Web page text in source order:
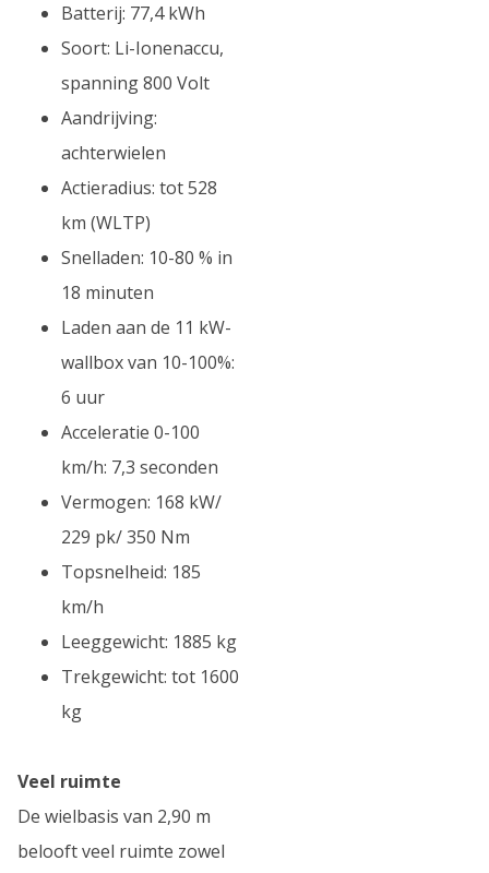
Batterij: 77,4 kWh
Soort: Li-Ionenaccu,
spanning 800 Volt
Aandrijving:
achterwielen
Actieradius: tot 528
km (WLTP)
Snelladen: 10-80 % in
18 minuten
Laden aan de 11 kW-
wallbox van 10-100%:
6 uur
Acceleratie 0-100
km/h: 7,3 seconden
Vermogen: 168 kW/
229 pk/ 350 Nm
Topsnelheid: 185
km/h
Leeggewicht: 1885 kg
Trekgewicht: tot 1600
kg
Veel ruimte
De wielbasis van 2,90 m
belooft veel ruimte zowel